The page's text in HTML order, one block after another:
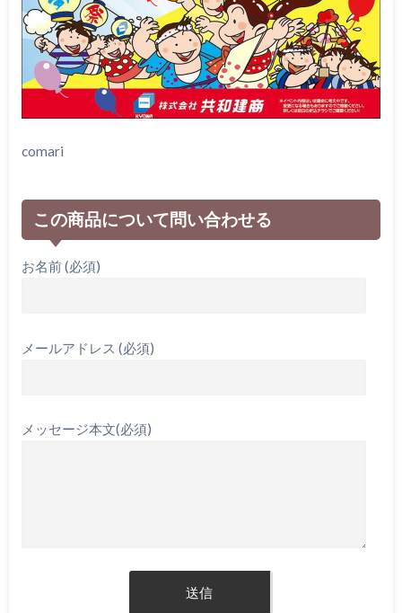
comari
この商品について問い合わせる
お名前 (必須)
メールアドレス (必須)
メッセージ本文(必須)